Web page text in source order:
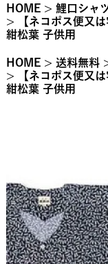
HOME 鯉口シャ
【ネコポス便又
紺松葉 子供用
HOME 送料無料
【ネコポス便又
紺松葉 子供用